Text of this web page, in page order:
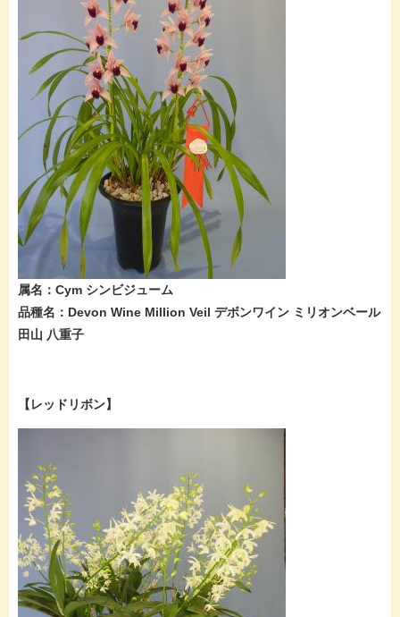
属名：Cym シンビジューム
品種名：Devon Wine Million Veil デボンワイン ミリオンベール
田山 八重子
【レッドリボン】